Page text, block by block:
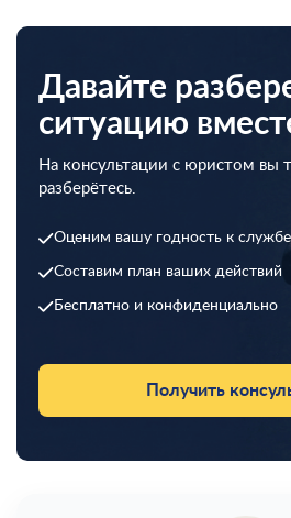
Давайте
ситуацию
На консультации с юристом вы
разберётесь.
Оценим вашу годность к службе
Составим план ваших действий
Бесплатно и конфиденциально
Получить